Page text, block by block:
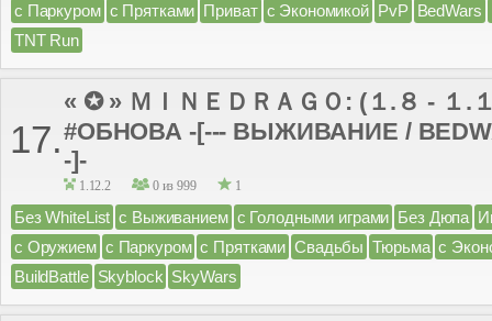
с Паркуром с Прятками Приват с Экономикой PvP BedWars
TNT Run
17.
« ✪ » ＭＩＮＥＤＲＡＧＯ: (１.８ - １.
#ОБНОВА -[--- ВЫЖИВАНИЕ /
-]-
1.12.2 0 из 999 1
Без WhiteList с Выживанием с Голодными играми Без Дюпа
с Оружием с Паркуром с Прятками Свадьбы Тюрьма с
BuildBattle Skyblock SkyWars